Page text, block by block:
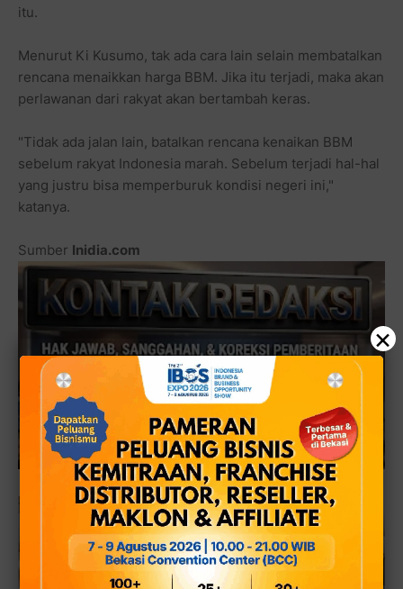
itu.
Menurut Ki Kusumo, tak ada cara lain selain membatalkan
rencana menaikkan harga BBM. Jika itu terjadi, maka akan
perlawanan dari rakyat akan bertambah keras.
"Tidak ada jalan lain, batalkan rencana kenaikan BBM
sebelum rakyat Indonesia marah. Sebelum terjadi hal-hal
yang justru bisa memperburuk kondisi negeri ini,"
katanya.
Sumber Inidia.com
×